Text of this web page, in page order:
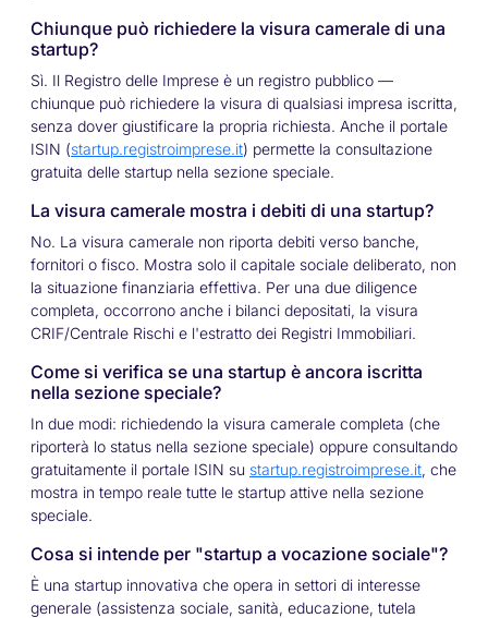
Chiunque può richiedere la visura camerale di una
startup?
Sì. Il Registro delle Imprese è un registro pubblico —
chiunque può richiedere la visura di qualsiasi impresa iscritta,
senza dover giustificare la propria richiesta. Anche il portale
ISIN (startup.registroimprese.it) permette la consultazione
gratuita delle startup nella sezione speciale.
La visura camerale mostra i debiti di una startup?
No. La visura camerale non riporta debiti verso banche,
fornitori o fisco. Mostra solo il capitale sociale deliberato, non
la situazione finanziaria effettiva. Per una due diligence
completa, occorrono anche i bilanci depositati, la visura
CRIF/Centrale Rischi e l'estratto dei Registri Immobiliari.
Come si verifica se una startup è ancora iscritta
nella sezione speciale?
In due modi: richiedendo la visura camerale completa (che
riporterà lo status nella sezione speciale) oppure consultando
gratuitamente il portale ISIN su startup.registroimprese.it, che
mostra in tempo reale tutte le startup attive nella sezione
speciale.
Cosa si intende per "startup a vocazione sociale"?
È una startup innovativa che opera in settori di interesse
generale (assistenza sociale, sanità, educazione, tutela